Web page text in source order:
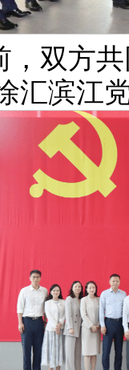
，双方
汇滨江